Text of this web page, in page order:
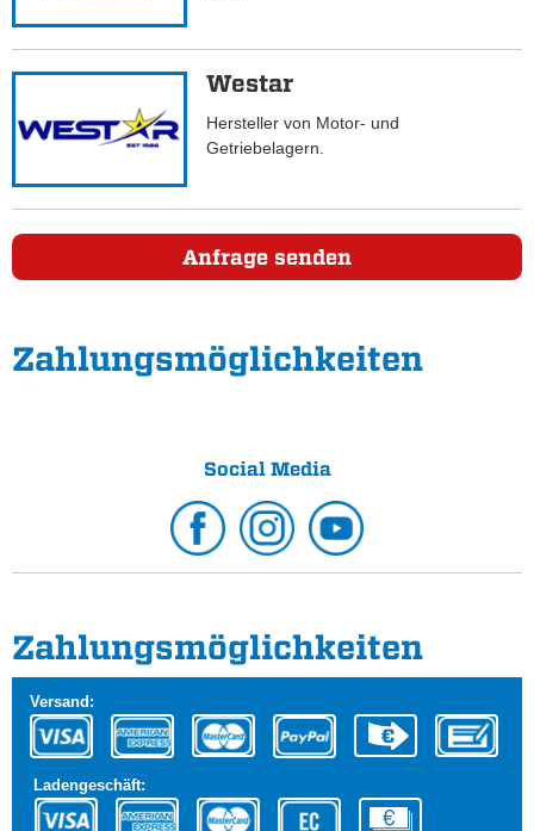
Westar
Hersteller von Motor- und
Getriebelagern.
Anfrage senden
Zahlungs­möglichkeiten
Social Media
Zahlungs­möglichkeiten
Versand:
Ladengeschäft: